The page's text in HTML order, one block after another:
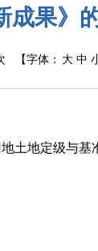
成果》
【字体： 大 中
土地定级与基